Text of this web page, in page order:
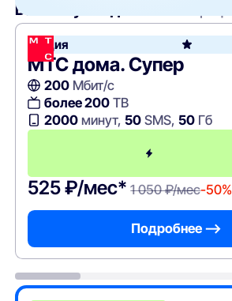
Вам могут подойти
Акция
МТС дома. Супер
200Мбит/с
более 200ТВ
2000минут, 50SMS, 50Гб
525 ₽/мес* 1 050 ₽/мес-50%
Подробнее —>